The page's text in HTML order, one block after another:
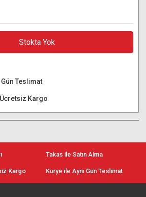
Stokta Yok
Gün Teslimat
Kargo
Takas ile Satın Alma
Kargo Kurye ile Aynı Gün Teslimat